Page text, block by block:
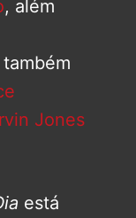
, além
também
Jones
está